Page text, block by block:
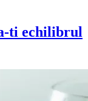
ti echilibrul